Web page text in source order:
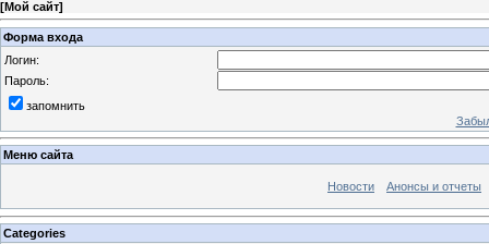
[Мой сайт]
Форма входа
Логин:
Пароль:
запомнить
Меню сайта
Новости Анонсы и отчеты
Categories